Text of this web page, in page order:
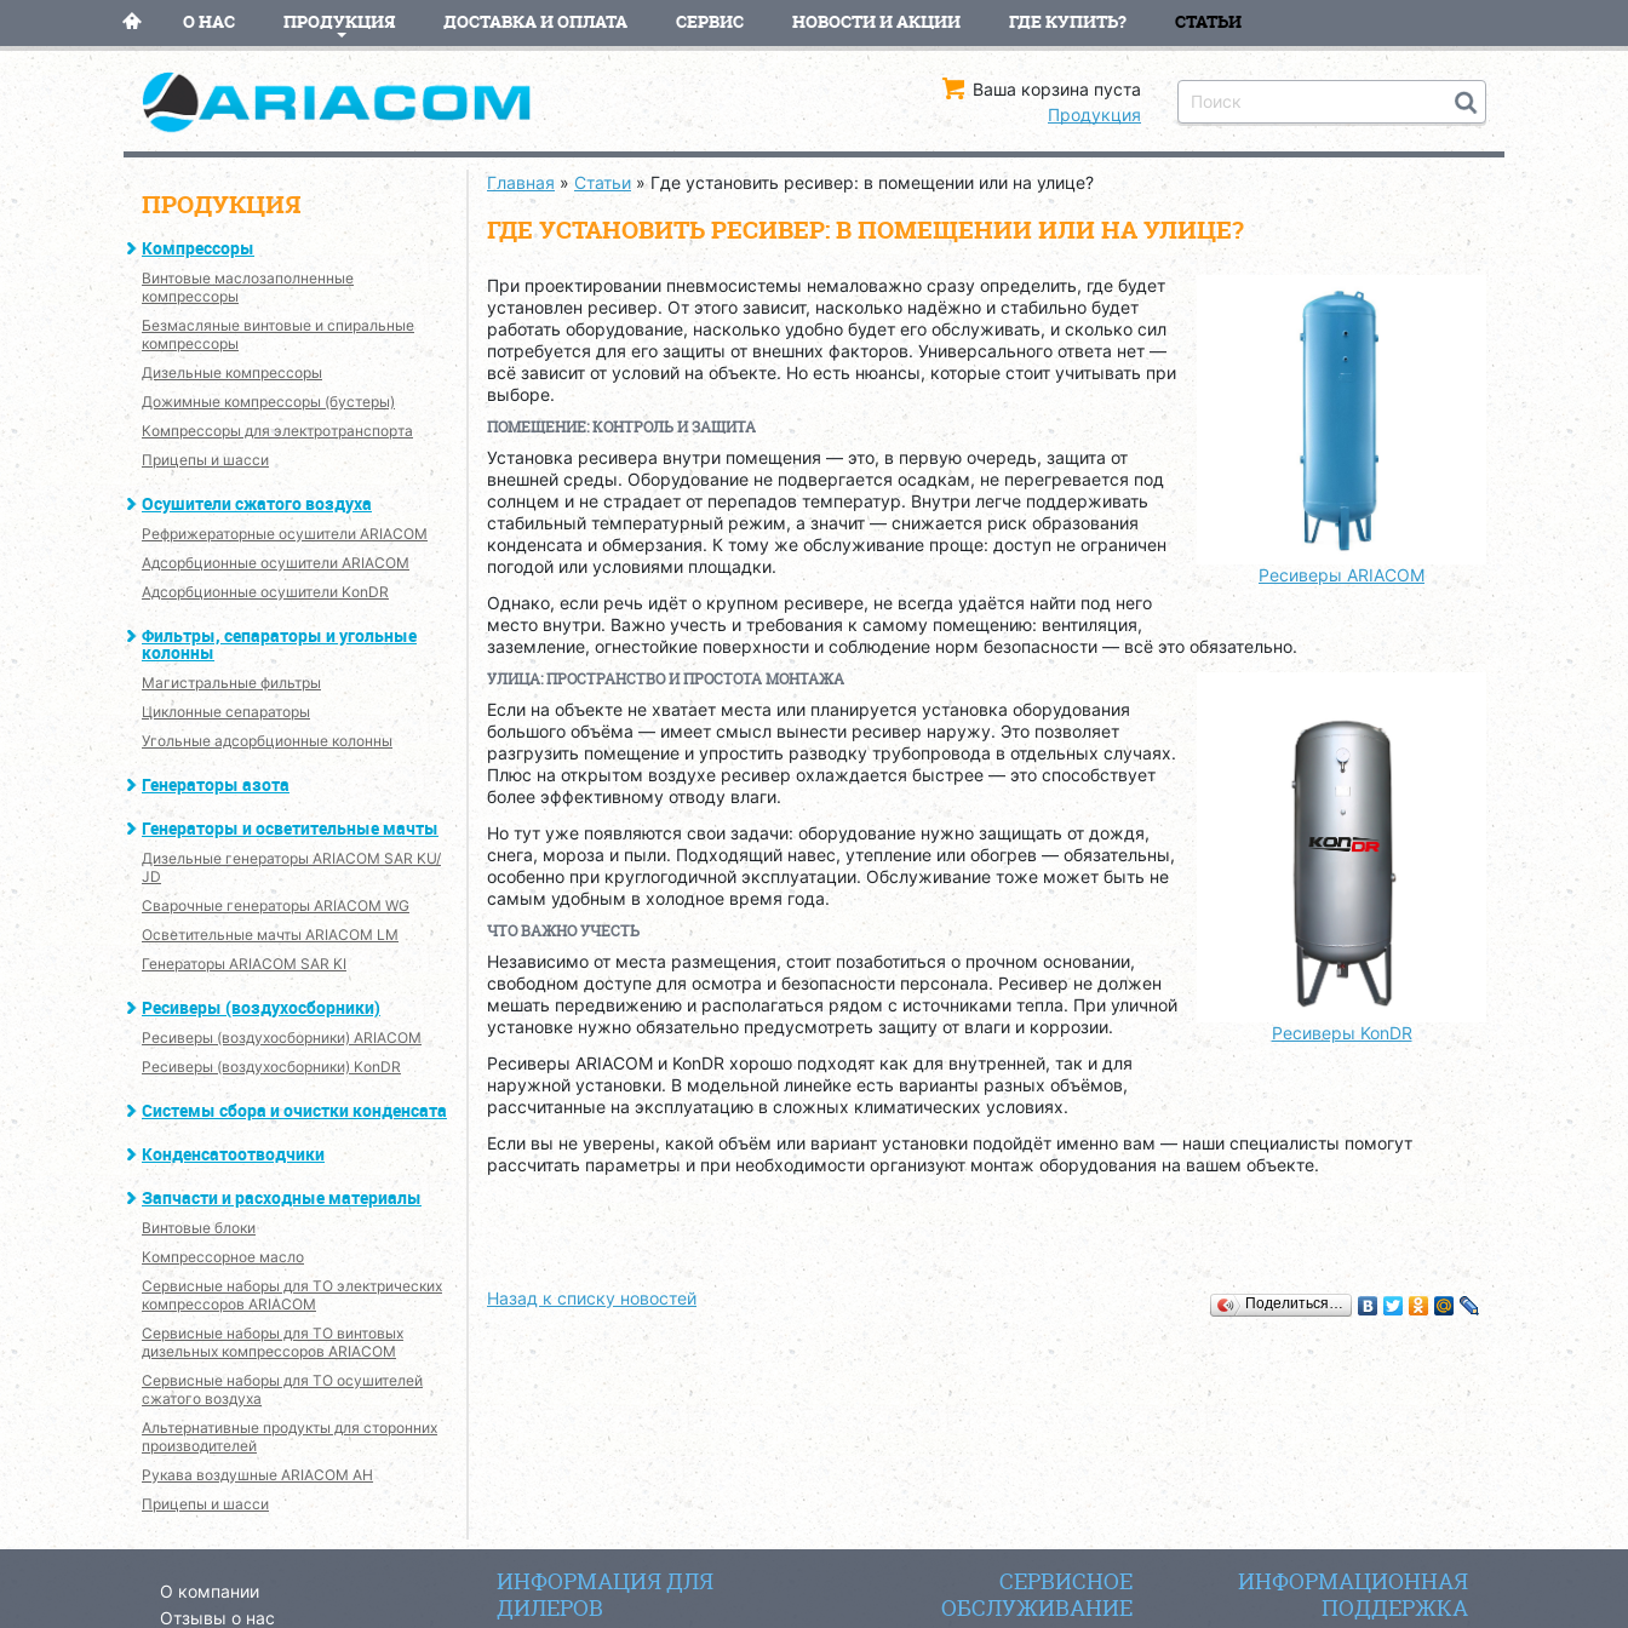
О НАС ПРОДУКЦИЯ ДОСТАВКА И ОПЛАТА СЕРВИС НОВОСТИ И АКЦИИ ГДЕ КУПИТЬ? СТАТЬИ
Ваша корзина пуста
Продукция
ПРОДУКЦИЯ
Компрессоры
Винтовые маслозаполненные
компрессоры
Безмасляные винтовые и спиральные
компрессоры
Дизельные компрессоры
Дожимные компрессоры (бустеры)
Компрессоры для электротранспорта
Прицепы и шасси
Осушители сжатого воздуха
Рефрижераторные осушители ARIACOM
Адсорбционные осушители ARIACOM
Адсорбционные осушители KonDR
Фильтры, сепараторы и угольные
колонны
Магистральные фильтры
Циклонные сепараторы
Угольные адсорбционные колонны
Генераторы азота
Генераторы и осветительные мачты
Дизельные генераторы ARIACOM SAR KU/
JD
Сварочные генераторы ARIACOM WG
Осветительные мачты ARIACOM LM
Генераторы ARIACOM SAR KI
Ресиверы (воздухосборники)
Ресиверы (воздухосборники) ARIACOM
Ресиверы (воздухосборники) KonDR
Системы сбора и очистки конденсата
Конденсатоотводчики
Запчасти и расходные материалы
Винтовые блоки
Компрессорное масло
Сервисные наборы для ТО электрических
компрессоров ARIACOM
Сервисные наборы для ТО винтовых
дизельных компрессоров ARIACOM
Сервисные наборы для ТО осушителей
сжатого воздуха
Альтернативные продукты для сторонних
производителей
Рукава воздушные ARIACOM AH
Прицепы и шасси
Главная » Статьи » Где установить ресивер: в помещении или на улице?
ГДЕ УСТАНОВИТЬ РЕСИВЕР: В ПОМЕЩЕНИИ ИЛИ НА УЛИЦЕ?
Ресиверы ARIACOM
При проектировании пневмосистемы немаловажно сразу определить, где будет
установлен ресивер. От этого зависит, насколько надёжно и стабильно будет
работать оборудование, насколько удобно будет его обслуживать, и сколько сил
потребуется для его защиты от внешних факторов. Универсального ответа нет —
всё зависит от условий на объекте. Но есть нюансы, которые стоит учитывать при
выборе.
ПОМЕЩЕНИЕ: КОНТРОЛЬ И ЗАЩИТА
Установка ресивера внутри помещения — это, в первую очередь, защита от
внешней среды. Оборудование не подвергается осадкам, не перегревается под
солнцем и не страдает от перепадов температур. Внутри легче поддерживать
стабильный температурный режим, а значит — снижается риск образования
конденсата и обмерзания. К тому же обслуживание проще: доступ не ограничен
погодой или условиями площадки.
Однако, если речь идёт о крупном ресивере, не всегда удаётся найти под него
место внутри. Важно учесть и требования к самому помещению: вентиляция,
заземление, огнестойкие поверхности и соблюдение норм безопасности — всё это обязательно.
Ресиверы KonDR
УЛИЦА: ПРОСТРАНСТВО И ПРОСТОТА МОНТАЖА
Если на объекте не хватает места или планируется установка оборудования
большого объёма — имеет смысл вынести ресивер наружу. Это позволяет
разгрузить помещение и упростить разводку трубопровода в отдельных случаях.
Плюс на открытом воздухе ресивер охлаждается быстрее — это способствует
более эффективному отводу влаги.
Но тут уже появляются свои задачи: оборудование нужно защищать от дождя,
снега, мороза и пыли. Подходящий навес, утепление или обогрев — обязательны,
особенно при круглогодичной эксплуатации. Обслуживание тоже может быть не
самым удобным в холодное время года.
ЧТО ВАЖНО УЧЕСТЬ
Независимо от места размещения, стоит позаботиться о прочном основании,
свободном доступе для осмотра и безопасности персонала. Ресивер не должен
мешать передвижению и располагаться рядом с источниками тепла. При уличной
установке нужно обязательно предусмотреть защиту от влаги и коррозии.
Ресиверы ARIACOM и KonDR хорошо подходят как для внутренней, так и для
наружной установки. В модельной линейке есть варианты разных объёмов,
рассчитанные на эксплуатацию в сложных климатических условиях.
Если вы не уверены, какой объём или вариант установки подойдёт именно вам — наши специалисты помогут
рассчитать параметры и при необходимости организуют монтаж оборудования на вашем объекте.
Поделиться…
Назад к списку новостей
О компании
Отзывы о нас
ИНФОРМАЦИЯ ДЛЯ
ДИЛЕРОВ
СЕРВИСНОЕ
ОБСЛУЖИВАНИЕ
ИНФОРМАЦИОННАЯ
ПОДДЕРЖКА